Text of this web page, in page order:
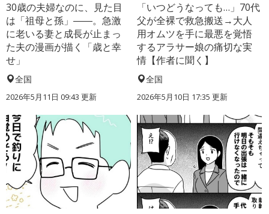
30歳の夫婦なのに、見た目
は「祖母と孫」――。急激
に老いる妻と成長が止まっ
た夫の漫画が描く「歳と幸
せ」
全国
2026年5月11日 09:43 更新
「いつどうなっても…」70代
父が全裸で救急搬送→大人
用オムツを手に最悪を覚悟
するアラサー娘の痛切な実
情【作者に聞く】
全国
2026年5月10日 17:35 更新